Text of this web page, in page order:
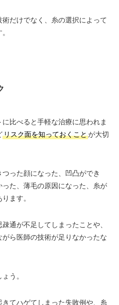
だけでなく、糸の選択によって
比べると手軽な治療に思われま
リスク面を知っておくことが大切
った顔になった、凹凸ができ
た、薄毛の原因になった、糸が
ます。
通が不足してしまったことや、
ら医師の技術が足りなかったな
う。
てハゲてしまった失敗例や、糸